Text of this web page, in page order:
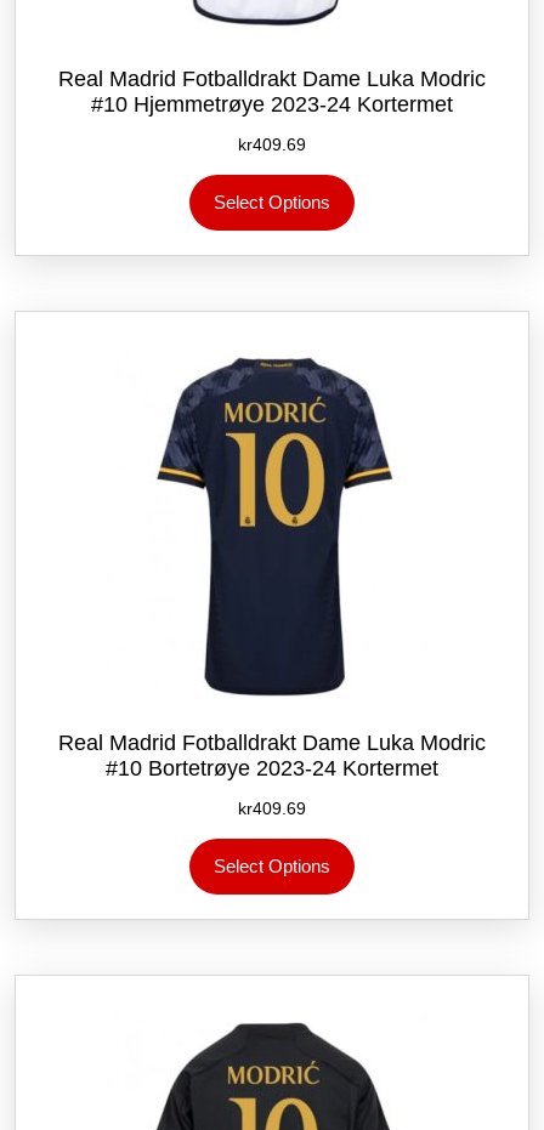
Real Madrid Fotballdrakt Dame Luka Modric
#10 Hjemmetrøye 2023-24 Kortermet
kr409.69
Select Options
produktet
flere
Alternativene
på
produktsiden
Real Madrid Fotballdrakt Dame Luka Modric
#10 Bortetrøye 2023-24 Kortermet
kr409.69
Select Options
produktet
flere
Alternativene
på
produktsiden